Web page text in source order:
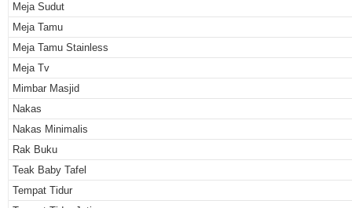
Meja Sudut
Meja Tamu
Meja Tamu Stainless
Meja Tv
Mimbar Masjid
Nakas
Nakas Minimalis
Rak Buku
Teak Baby Tafel
Tempat Tidur